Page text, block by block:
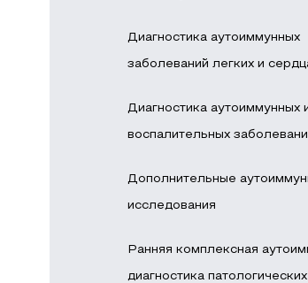
Диагностика аутоиммунных
заболеваний легких и
Диагностика аутоиммунных
воспалительных
Дополнительные
исследования
Ранняя комплексная
диагностика патологических